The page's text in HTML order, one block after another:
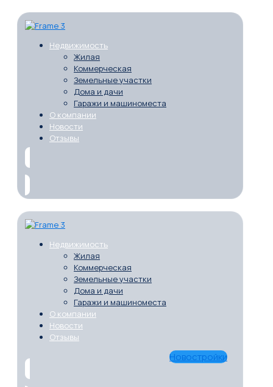
Недвижимость
Жилая
Коммерческая
Земельные участки
Дома и дачи
Гаражи и машиноместа
О компании
Новости
Отзывы
Недвижимость
Жилая
Коммерческая
Земельные участки
Дома и дачи
Гаражи и машиноместа
О компании
Новости
Отзывы
Новостройки